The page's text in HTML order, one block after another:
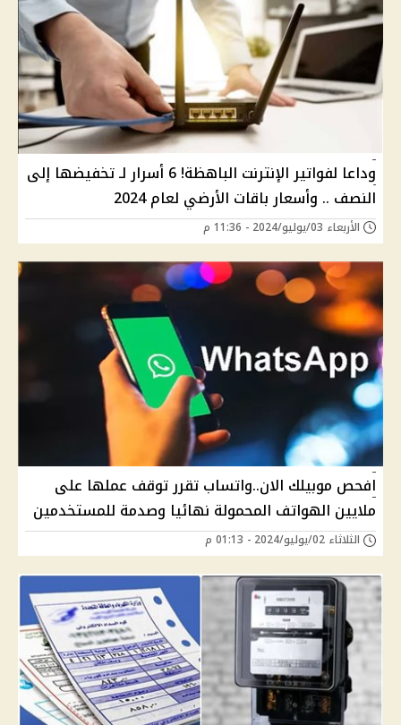
وداعا لفواتير الإنترنت الباهظة! 6 أسرار لـ تخفيضها إلى
النصف .. وأسعار باقات الأرضي لعام 2024
الأربعاء 03/يوليو/2024 - 11:36 م
افحص موبيلك الان..واتساب تقرر توقف عملها على
ملايين الهواتف المحمولة نهائيا وصدمة للمستخدمين
الثلاثاء 02/يوليو/2024 - 01:13 م